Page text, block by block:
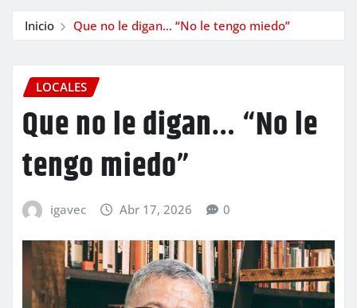
Inicio Que no le digan… “No le tengo miedo”
LOCALES
Que no le digan… “No le
tengo miedo”
igavec Abr 17, 2026 0